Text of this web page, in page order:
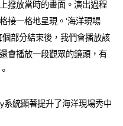
撥放當時的畫面。演出過程
接一格地呈現。‘海洋現場
部分結束後，我們會播放該
會播放一段觀眾的鏡頭，有
統顯著提升了海洋現場秀中